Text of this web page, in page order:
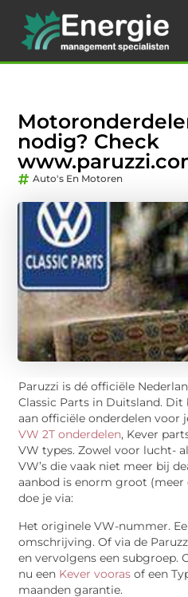
nodig? Check
Auto's En Motoren
Paruzzi is dé officiële
Classic Parts in Duitsland. Dit
aan officiële onderdelen voor
VW 2T onderdelen, Kever
VW types. Zowel voor lucht-
VW’s die vaak niet meer bij
aanbod is enorm groot (meer
doe je via:
Het originele VW-nummer.
omschrijving. Of via de
en vervolgens een subgroep.
nu een Kever vooras of een
maanden garantie.